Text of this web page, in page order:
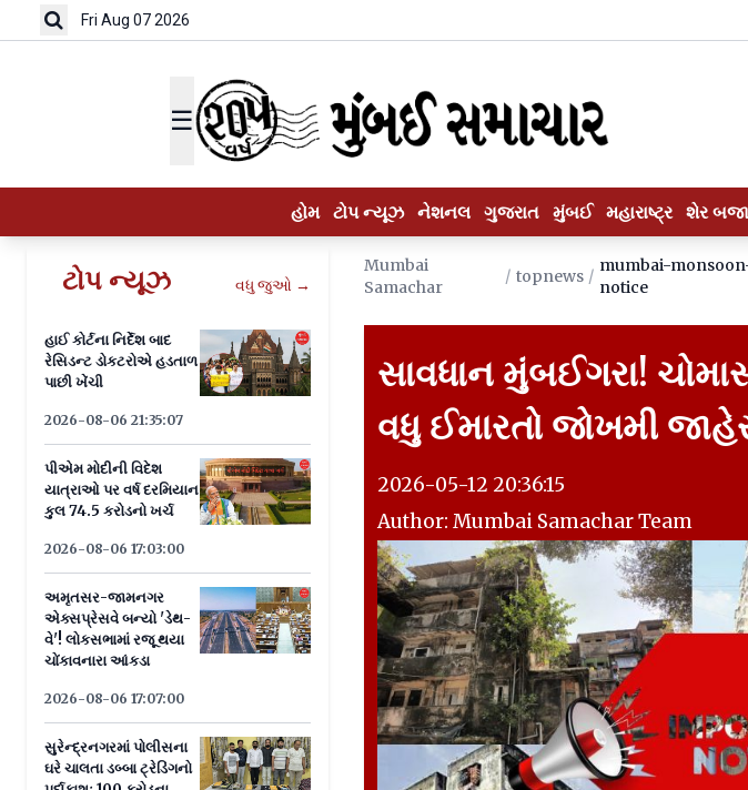
Fri Aug 07 2026
☰
હોમ ટોપ ન્યૂઝ નેશનલ ગુજરાત મુંબઈ મહારાષ્ટ્ર શેર
ટોપ ન્યૂઝ વધુ જુઓ →
હાઈ કોર્ટના નિર્દેશ બાદ
રેસિડન્ટ ડોકટરોએ હડતાળ
પાછી ખેંચી
2026-08-06 21:35:07
પીએમ મોદીની વિદેશ
યાત્રાઓ પર વર્ષ દરમિયાન
કુલ 74.5 કરોડનો ખર્ચ
2026-08-06 17:03:00
અમૃતસર-જામનગર
એક્સપ્રેસવે બન્યો 'ડેથ-
વે'! લોકસભામાં રજૂ થયા
ચોંકાવનારા આંકડા
2026-08-06 17:07:00
સુરેન્દ્રનગરમાં પોલીસના
ઘરે ચાલતા ડબ્બા ટ્રેડિંગનો
Mumbai
Samachar
/ topnews /
mumbai-
notice
સાવધાન મુંબઈગરા!
વધુ ઈમારતો જોખમી
2026-05-12 20:36:15
Author: Mumbai Samachar Team